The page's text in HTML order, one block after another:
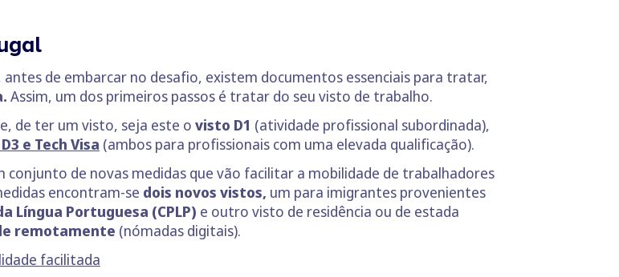
de embarcar no desafio, existem documentos essenciais para tratar,
Assim, um dos primeiros passos é tratar do seu visto de trabalho.
de ter um visto, seja este o visto D1 (atividade profissional subordinada),
e Tech Visa (ambos para profissionais com uma elevada qualificação).
de novas medidas que vão facilitar a mobilidade de trabalhadores
encontram-se dois novos vistos, um para imigrantes provenientes
Língua Portuguesa (CPLP) e outro visto de residência ou de estada
remotamente (nómadas digitais).
facilitada